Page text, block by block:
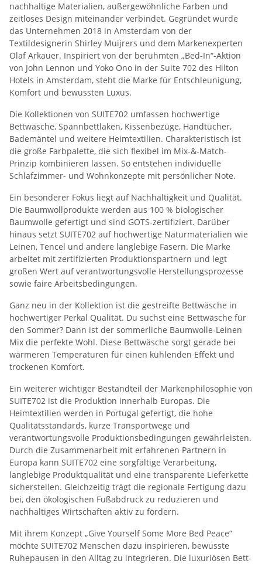
nachhaltige Materialien, außergewöhnliche Farben und
zeitloses Design miteinander verbindet. Gegründet wurde
das Unternehmen 2018 in Amsterdam von der
Textildesignerin Shirley Muijrers und dem Markenexperten
Olaf Arkauer. Inspiriert von der berühmten „Bed-In“-Aktion
von John Lennon und Yoko Ono in der Suite 702 des Hilton
Hotels in Amsterdam, steht die Marke für Entschleunigung,
Komfort und bewussten Luxus.
Die Kollektionen von SUITE702 umfassen hochwertige
Bettwäsche, Spannbettlaken, Kissenbezüge, Handtücher,
Bademäntel und weitere Heimtextilien. Charakteristisch ist
die große Farbpalette, die sich flexibel im Mix-&-Match-
Prinzip kombinieren lassen. So entstehen individuelle
Schlafzimmer- und Wohnkonzepte mit persönlicher Note.
Ein besonderer Fokus liegt auf Nachhaltigkeit und Qualität.
Die Baumwollprodukte werden aus 100 % biologischer
Baumwolle gefertigt und sind GOTS-zertifiziert. Darüber
hinaus setzt SUITE702 auf hochwertige Naturmaterialien wie
Leinen, Tencel und andere langlebige Fasern. Die Marke
arbeitet mit zertifizierten Produktionspartnern und legt
großen Wert auf verantwortungsvolle Herstellungsprozesse
sowie faire Arbeitsbedingungen.
Ganz neu in der Kollektion ist die gestreifte Bettwäsche in
hochwertiger Perkal Qualität. Du suchst eine Bettwäsche für
den Sommer? Dann ist der sommerliche Baumwolle-Leinen
Mix die perfekte Wohl. Diese Bettwäsche sorgt gerade bei
wärmeren Temperaturen für einen kühlenden Effekt und
trockenen Komfort.
Ein weiterer wichtiger Bestandteil der Markenphilosophie von
SUITE702 ist die Produktion innerhalb Europas. Die
Heimtextilien werden in Portugal gefertigt, die hohe
Qualitätsstandards, kurze Transportwege und
verantwortungsvolle Produktionsbedingungen gewährleisten.
Durch die Zusammenarbeit mit erfahrenen Partnern in
Europa kann SUITE702 eine sorgfältige Verarbeitung,
langlebige Produktqualität und eine transparente Lieferkette
sicherstellen. Gleichzeitig trägt die regionale Fertigung dazu
bei, den ökologischen Fußabdruck zu reduzieren und
nachhaltiges Wirtschaften aktiv zu fördern.
Mit ihrem Konzept „Give Yourself Some More Bed Peace“
möchte SUITE702 Menschen dazu inspirieren, bewusste
Ruhepausen in den Alltag zu integrieren. Die luxuriösen Bett-